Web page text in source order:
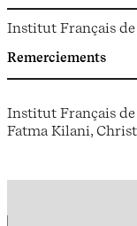
Institut Français
Remerciements
Institut Français
Fatma Kilani,